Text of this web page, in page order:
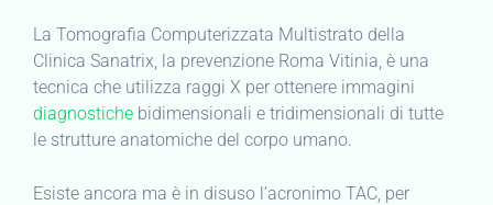
La Tomografia Computerizzata Multistrato della
Clinica Sanatrix, la prevenzione Roma Vitinia, è una
tecnica che utilizza raggi X per ottenere immagini
diagnostiche bidimensionali e tridimensionali di tutte
le strutture anatomiche del corpo umano.
Esiste ancora ma è in disuso l’acronimo TAC, per